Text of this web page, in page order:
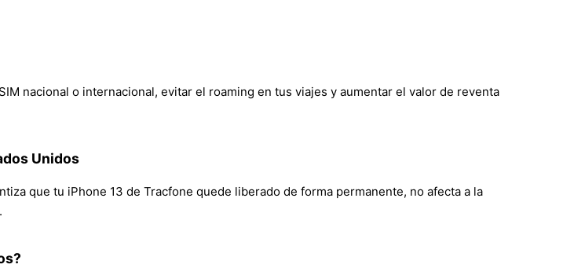
nacional o internacional, evitar el roaming en tus viajes y aumentar el valor de reventa
Unidos
que tu iPhone 13 de Tracfone quede liberado de forma permanente, no afecta a la